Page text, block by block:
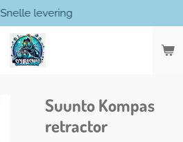
Snelle levering
Suunto Kompas
retractor